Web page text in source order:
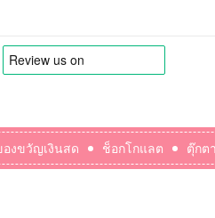
งขวัญเงินสด ช็อกโกแลต ตุ๊กต